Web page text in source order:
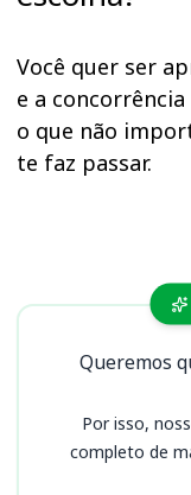
Você quer ser
e a
o que não
te faz passar.
Cursos
Queremos
Por isso,
completo de